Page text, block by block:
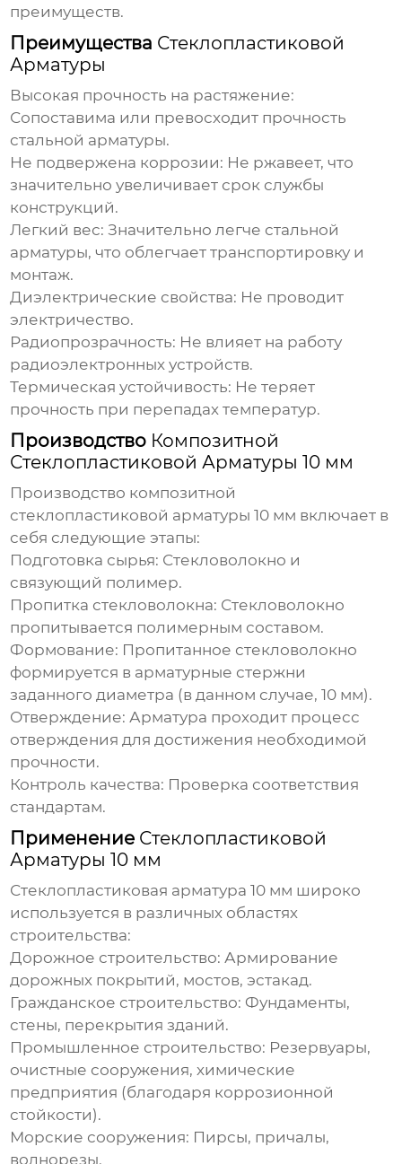
преимуществ.
Преимущества Стеклопластиковой
Арматуры
Высокая прочность на растяжение:
Сопоставима или превосходит прочность
стальной арматуры.
Не подвержена коррозии: Не ржавеет, что
значительно увеличивает срок службы
конструкций.
Легкий вес: Значительно легче стальной
арматуры, что облегчает транспортировку и
монтаж.
Диэлектрические свойства: Не проводит
электричество.
Радиопрозрачность: Не влияет на работу
радиоэлектронных устройств.
Термическая устойчивость: Не теряет
прочность при перепадах температур.
Производство Композитной
Стеклопластиковой Арматуры 10 мм
Производство композитной
стеклопластиковой арматуры 10 мм включает в
себя следующие этапы:
Подготовка сырья: Стекловолокно и
связующий полимер.
Пропитка стекловолокна: Стекловолокно
пропитывается полимерным составом.
Формование: Пропитанное стекловолокно
формируется в арматурные стержни
заданного диаметра (в данном случае, 10 мм).
Отверждение: Арматура проходит процесс
отверждения для достижения необходимой
прочности.
Контроль качества: Проверка соответствия
стандартам.
Применение Стеклопластиковой
Арматуры 10 мм
Стеклопластиковая арматура 10 мм широко
используется в различных областях
строительства:
Дорожное строительство: Армирование
дорожных покрытий, мостов, эстакад.
Гражданское строительство: Фундаменты,
стены, перекрытия зданий.
Промышленное строительство: Резервуары,
очистные сооружения, химические
предприятия (благодаря коррозионной
стойкости).
Морские сооружения: Пирсы, причалы,
волнорезы.